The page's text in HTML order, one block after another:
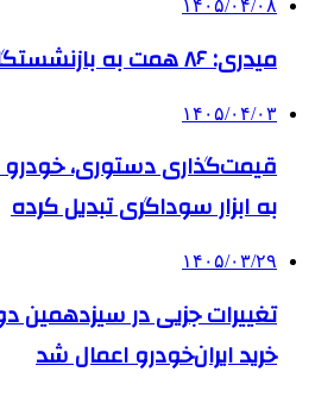
۱۴۰۵/۰۴/۰۸
میدری: ۸۶ همت به بازنشستگان باز می‌گردد
۱۴۰۵/۰۴/۰۳
قیمت‌گذاری دستوری، خودرو
به ابزار سوداگری تبدیل کرده
۱۴۰۵/۰۳/۲۹
تغییرات جزیی در سیزدهمین
خرید ایران‌خودرو اعمال شد